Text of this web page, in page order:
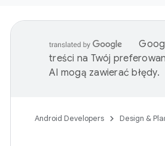
treści na Twój
AI mogą zawierać błędy.
Android Developers Design &